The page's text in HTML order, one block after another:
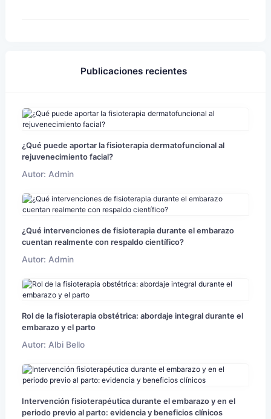
Publicaciones recientes
¿Qué puede aportar la fisioterapia dermatofuncional al
rejuvenecimiento facial?
Autor: Admin
¿Qué intervenciones de fisioterapia durante el embarazo
cuentan realmente con respaldo científico?
Autor: Admin
Rol de la fisioterapia obstétrica: abordaje integral durante el
embarazo y el parto
Autor: Albi Bello
Intervención fisioterapéutica durante el embarazo y en el
periodo previo al parto: evidencia y beneficios clínicos